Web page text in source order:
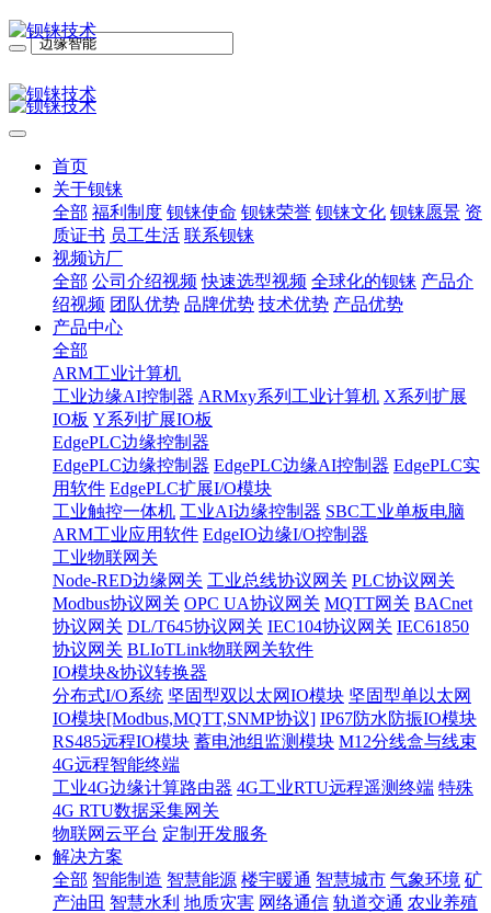
首页
关于钡铼
全部 福利制度 钡铼使命 钡铼荣誉 钡铼文化 钡铼愿景 资
质证书 员工生活 联系钡铼
视频访厂
全部 公司介绍视频 快速选型视频 全球化的钡铼 产品介
绍视频 团队优势 品牌优势 技术优势 产品优势
产品中心
全部
ARM工业计算机
工业边缘AI控制器 ARMxy系列工业计算机 X系列扩展
IO板 Y系列扩展IO板
EdgePLC边缘控制器
EdgePLC边缘控制器 EdgePLC边缘AI控制器 EdgePLC实
用软件 EdgePLC扩展I/O模块
工业触控一体机 工业AI边缘控制器 SBC工业单板电脑
ARM工业应用软件 EdgeIO边缘I/O控制器
工业物联网关
Node-RED边缘网关 工业总线协议网关 PLC协议网关
Modbus协议网关 OPC UA协议网关 MQTT网关 BACnet
协议网关 DL/T645协议网关 IEC104协议网关 IEC61850
协议网关 BLIoTLink物联网关软件
IO模块&协议转换器
分布式I/O系统 坚固型双以太网IO模块 坚固型单以太网
IO模块[Modbus,MQTT,SNMP协议] IP67防水防振IO模块
RS485远程IO模块 蓄电池组监测模块 M12分线盒与线束
4G远程智能终端
工业4G边缘计算路由器 4G工业RTU远程遥测终端 特殊
4G RTU数据采集网关
物联网云平台 定制开发服务
解决方案
全部 智能制造 智慧能源 楼宇暖通 智慧城市 气象环境 矿
产油田 智慧水利 地质灾害 网络通信 轨道交通 农业养殖